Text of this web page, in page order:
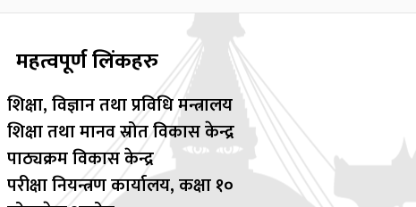
महत्वपूर्ण लिंकहरु
शिक्षा, विज्ञान तथा प्रविधि मन्त्रालय
शिक्षा तथा मानव स्रोत विकास केन्द्र
पाठ्यक्रम विकास केन्द्र
परीक्षा नियन्त्रण कार्यालय, कक्षा १०